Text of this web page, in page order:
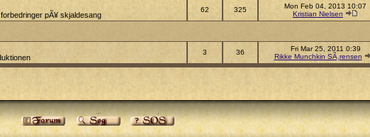
pÃ¥ skjaldesang
62 325
Mon Feb 04, 2013 10:07
Kristian Nielsen
3 36
Fri Mar 25, 2011 0:39
Rikke Munchkin SÃ¸rensen